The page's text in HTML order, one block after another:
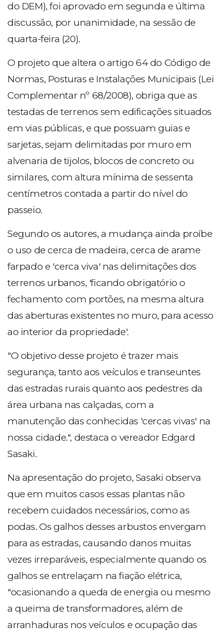
do DEM), foi aprovado em segunda e última
discussão, por unanimidade, na sessão de
quarta-feira (20).
O projeto que altera o artigo 64 do Código de
Normas, Posturas e Instalações Municipais (Lei
Complementar nº 68/2008), obriga que as
testadas de terrenos sem edificações situados
em vias públicas, e que possuam guias e
sarjetas, sejam delimitadas por muro em
alvenaria de tijolos, blocos de concreto ou
similares, com altura mínima de sessenta
centímetros contada a partir do nível do
passeio.
Segundo os autores, a mudança ainda proíbe
o uso de cerca de madeira, cerca de arame
farpado e 'cerca viva' nas delimitações dos
terrenos urbanos, 'ficando obrigatório o
fechamento com portões, na mesma altura
das aberturas existentes no muro, para acesso
ao interior da propriedade'.
"O objetivo desse projeto é trazer mais
segurança, tanto aos veículos e transeuntes
das estradas rurais quanto aos pedestres da
área urbana nas calçadas, com a
manutenção das conhecidas 'cercas vivas' na
nossa cidade.", destaca o vereador Edgard
Sasaki.
Na apresentação do projeto, Sasaki observa
que em muitos casos essas plantas não
recebem cuidados necessários, como as
podas. Os galhos desses arbustos envergam
para as estradas, causando danos muitas
vezes irreparáveis, especialmente quando os
galhos se entrelaçam na fiação elétrica,
"ocasionando a queda de energia ou mesmo
a queima de transformadores, além de
arranhaduras nos veículos e ocupação das